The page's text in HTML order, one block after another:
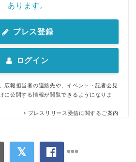
あります。
プレス登録
ログイン
広報担当者の連絡先や、イベント・記者会見
に公開する情報が閲覧できるようになりま
プレスリリース受信に関するご案内